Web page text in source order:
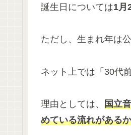
誕生日については1月
ただし、生まれ年は
ネット上では「30代
理由としては、 国立
めている流れがある